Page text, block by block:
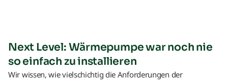
Next Level: Wärmepumpe war noch nie
so einfach zu installieren
Wir wissen, wie vielschichtig die Anforderungen der